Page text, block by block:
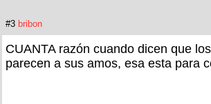
#3 bribon
CUANTA razón cuando dicen que
parecen a sus amos, esa esta para